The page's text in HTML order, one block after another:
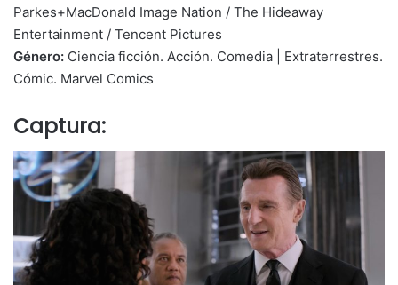
Parkes+MacDonald Image Nation / The Hideaway
Entertainment / Tencent Pictures
Género: Ciencia ficción. Acción. Comedia | Extraterrestres.
Cómic. Marvel Comics
Captura: